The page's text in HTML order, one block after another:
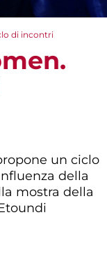
di incontri
un ciclo
della
mostra della